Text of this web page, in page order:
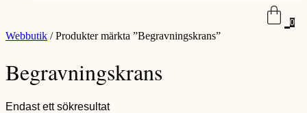
0
Webbutik / Produkter märkta ”Begravningskrans”
Begravningskrans
Endast ett sökresultat